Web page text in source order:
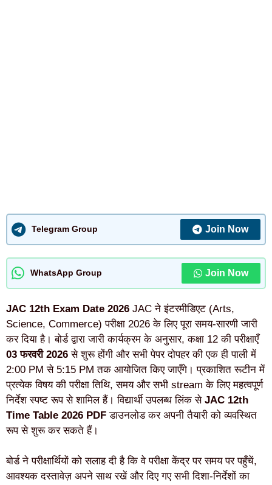
Telegram Group Join Now
WhatsApp Group Join Now
JAC 12th Exam Date 2026 JAC ने इंटरमीडिएट (Arts,
Science, Commerce) परीक्षा 2026 के लिए पूरा समय-सारणी जारी
कर दिया है। बोर्ड द्वारा जारी कार्यक्रम के अनुसार, कक्षा 12 की परीक्षाएँ
03 फरवरी 2026 से शुरू होंगी और सभी पेपर दोपहर की एक ही पाली में
2:00 PM से 5:15 PM तक आयोजित किए जाएँगे। प्रकाशित रूटीन में
प्रत्येक विषय की परीक्षा तिथि, समय और सभी stream के लिए महत्वपूर्ण
निर्देश स्पष्ट रूप से शामिल हैं। विद्यार्थी उपलब्ध लिंक से JAC 12th
Time Table 2026 PDF डाउनलोड कर अपनी तैयारी को व्यवस्थित
रूप से शुरू कर सकते हैं।
बोर्ड ने परीक्षार्थियों को सलाह दी है कि वे परीक्षा केंद्र पर समय पर पहुँचें,
आवश्यक दस्तावेज़ अपने साथ रखें और दिए गए सभी दिशा-निर्देशों का